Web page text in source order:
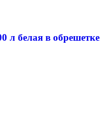
л белая в обрешетке